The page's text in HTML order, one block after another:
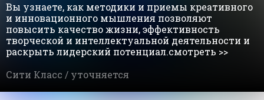
Вы узнаете, как методики и приемы креативного
и инновационного мышления позволяют
повысить качество жизни, эффективность
творческой и интеллектуальной деятельности и
раскрыть лидерский потенциал.смотреть >>
Сити Класс / уточняется